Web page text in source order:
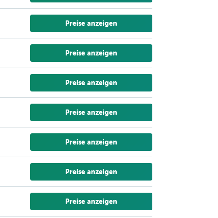
Preise anzeigen
Preise anzeigen
Preise anzeigen
Preise anzeigen
Preise anzeigen
Preise anzeigen
Preise anzeigen